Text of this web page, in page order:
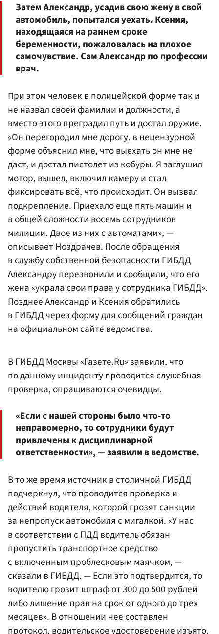
Затем Александр, усадив свою жену в свой
автомобиль, попытался уехать. Ксения,
находящаяся на раннем сроке
беременности, пожаловалась на плохое
самочувствие. Сам Александр по профессии
врач.
При этом человек в полицейской форме так и
не назвал своей фамилии и должности, а
вместо этого преградил путь и достал оружие.
«Он перегородил мне дорогу, в нецензурной
форме объяснил мне, что выехать он мне не
даст, и достал пистолет из кобуры. Я заглушил
мотор, вышел, включил камеру и стал
фиксировать всё, что происходит. Он вызвал
подкрепление. Приехало еще пять машин и
в общей сложности восемь сотрудников
милиции. Двое из них с автоматами», —
описывает Ноздрачев. После обращения
в службу собственной безопасности ГИБДД
Александру перезвонили и сообщили, что его
жена «украла свои права у сотрудника ГИБДД».
Позднее Александр и Ксения обратились
в ГИБДД через форму для сообщений граждан
на официальном сайте ведомства.
В ГИБДД Москвы «Газете.Ru» заявили, что
по данному инциденту проводится служебная
проверка, опрашиваются очевидцы.
«Если с нашей стороны было что-то
неправомерно, то сотрудники будут
привлечены к дисциплинарной
ответственности», — заявили в ведомстве.
В то же время источник в столичной ГИБДД
подчеркнул, что проводится проверка и
действий водителя, которой грозят санкции
за непропуск автомобиля с мигалкой. «У нас
в соответствии с ПДД водитель обязан
пропустить транспортное средство
с включенным проблесковым маячком, —
сказали в ГИБДД. — Если это подтвердится, то
водителю грозит штраф от 300 до 500 рублей
либо лишение прав на срок от одного до трех
месяцев». В отношении нее составлен
протокол, водительское удостоверение изъято.